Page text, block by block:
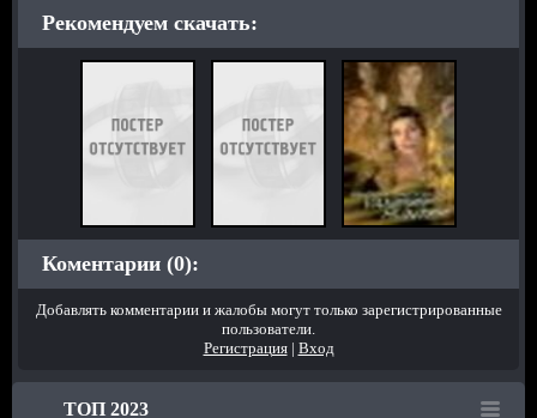
Рекомендуем скачать:
Коментарии (0):
Добавлять комментарии и жалобы могут только зарегистрированные
пользователи.
Регистрация| Вход
ТОП 2023